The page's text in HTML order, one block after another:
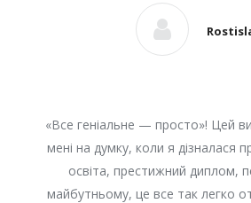
«Все геніальне — просто»! Цей
мені на думку, коли я дізналася
освіта, престижний диплом,
майбутньому, це все так легко